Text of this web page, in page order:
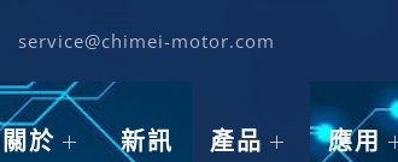
service@chimei-motor.com
關於 新訊 產品 應用